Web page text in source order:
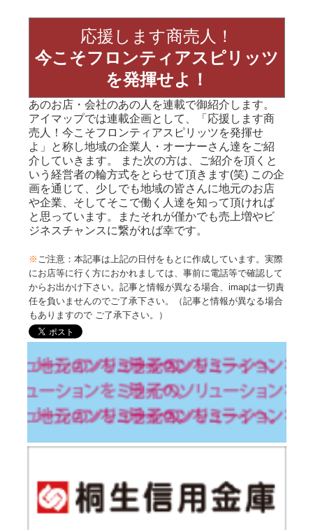
応援します商売人！
今こそフロンティアスピリッツ
を発揮せよ！
あのお店・会社のあの人を連載で御紹介します。
アイマップでは連載企画として、「応援します商
売人！今こそフロンティアスピリッツを発揮せ
よ」と称し地域の企業人・オーナーさん達をご紹
介していきます。 また次の方は、ご紹介を頂くと
いう経営者の輪方式をとらせて頂きます(笑) この企
画を通じて、少しでも地域の皆さんに地元のお店
や企業、そしてそこで働く人達を知って頂ければ
と思っています。またそれが僅かでも売上増やビ
ジネスチャンスに繋がれば幸です。
※ ご注意：本記事は上記の日付をもとに作成しています。実際
にお店等に行く方におかれましては、事前に電話等で確認して
からお出かけ下さい。記事と情報が異なる場合、imapは一切責
任を負いませんのでご了承下さい。（記事と情報が異なる場合
もありますので ご了承下さい。）